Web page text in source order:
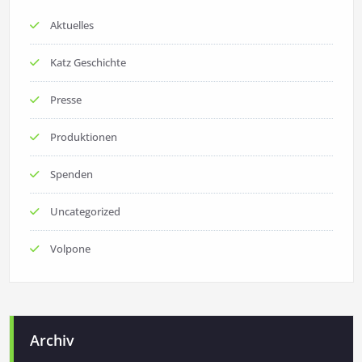
Aktuelles
Katz Geschichte
Presse
Produktionen
Spenden
Uncategorized
Volpone
Archiv